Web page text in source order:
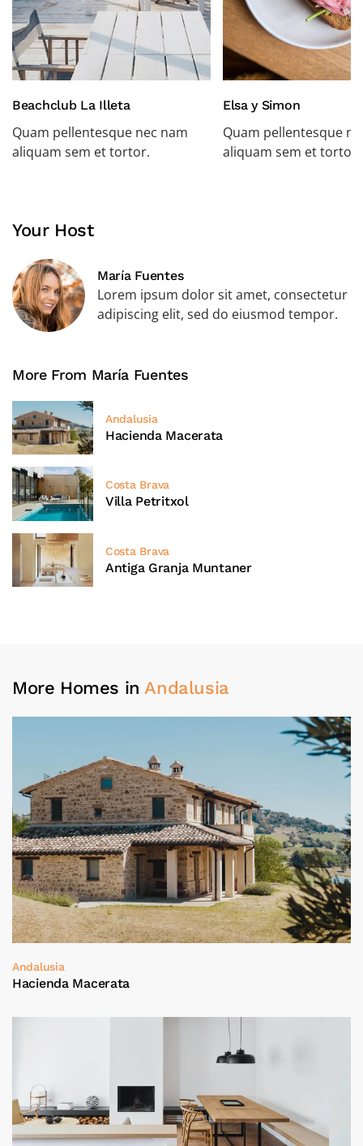
Beachclub La Illeta
Quam pellentesque nec nam
aliquam sem et tortor.
Elsa y Simon
Quam pellentesque
aliquam sem et tortor.
Your Host
María Fuentes
Lorem ipsum dolor sit amet, consectetur
adipiscing elit, sed do eiusmod tempor.
More From María Fuentes
Andalusia
Hacienda Macerata
Costa Brava
Villa Petritxol
Costa Brava
Antiga Granja Muntaner
More Homes inAndalusia
Andalusia
Hacienda Macerata